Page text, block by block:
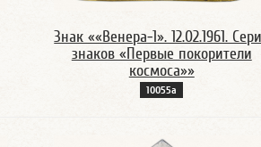
Знак ««Венера-1». 12.02.1961.
знаков «Первые покорители
космоса»»
10055а